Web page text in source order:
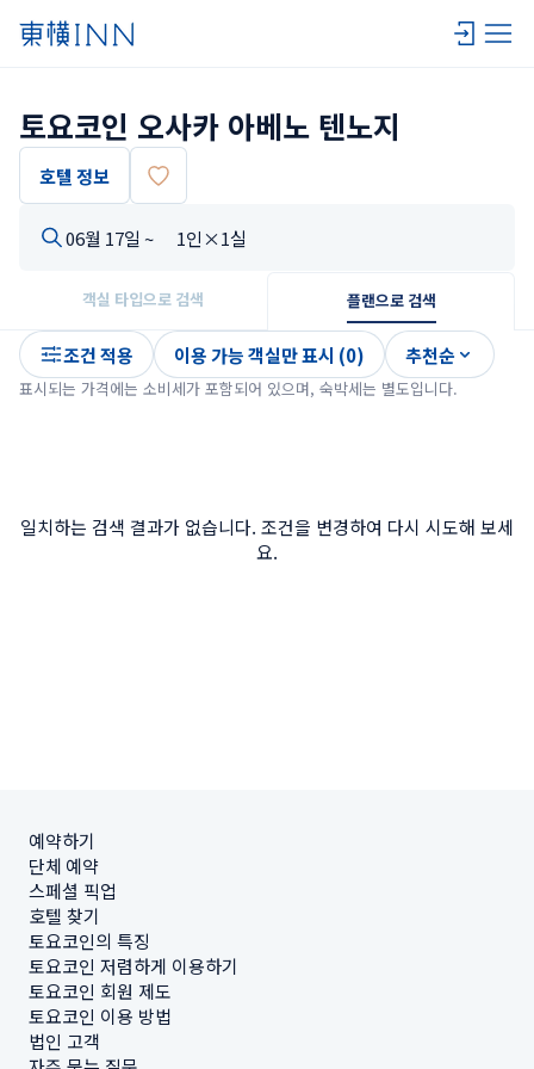
토요코인 오사카 아베노 텐노지
호텔 정보
06월 17일 ~ 1인×1실
객실 타입으로 검색 플랜으로 검색
조건 적용 이용 가능 객실만 표시 (0) 추천순
표시되는 가격에는 소비세가 포함되어 있으며, 숙박세는 별도입니다.
일치하는 검색 결과가 없습니다. 조건을 변경하여 다시 시도해 보세
요.
예약하기
단체 예약
스페셜 픽업
호텔 찾기
토요코인의 특징
토요코인 저렴하게 이용하기
토요코인 회원 제도
토요코인 이용 방법
법인 고객